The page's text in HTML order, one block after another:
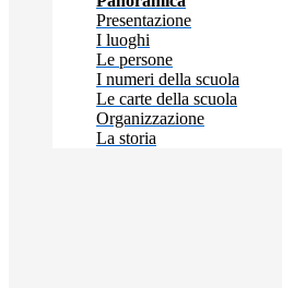
Presentazione
I luoghi
Le persone
I numeri della scuola
Le carte della scuola
Organizzazione
La storia